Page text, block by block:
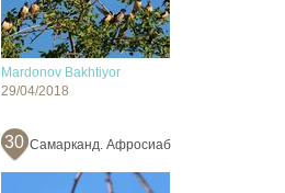
Mardonov Bakhtiyor
29/04/2018
30 Самарканд. Афросиаб